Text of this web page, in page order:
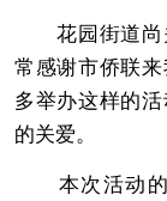
花园街道尚
常感谢市侨联
多举办这样的
的关爱。
本次活动的